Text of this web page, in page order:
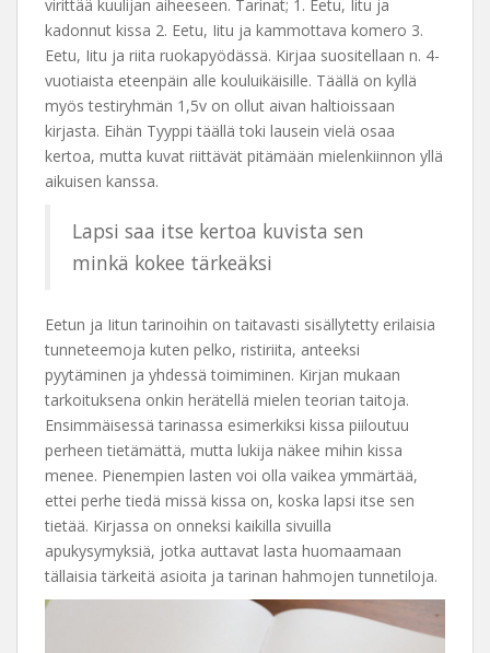
virittää kuulijan aiheeseen. Tarinat; 1. Eetu, Iitu ja
kadonnut kissa 2. Eetu, Iitu ja kammottava komero 3.
Eetu, Iitu ja riita ruokapyödässä. Kirjaa suositellaan n. 4-
vuotiaista eteenpäin alle kouluikäisille. Täällä on kyllä
myös testiryhmän 1,5v on ollut aivan haltioissaan
kirjasta. Eihän Tyyppi täällä toki lausein vielä osaa
kertoa, mutta kuvat riittävät pitämään mielenkiinnon yllä
aikuisen kanssa.
Lapsi saa itse kertoa kuvista sen
minkä kokee tärkeäksi
Eetun ja Iitun tarinoihin on taitavasti sisällytetty erilaisia
tunneteemoja kuten pelko, ristiriita, anteeksi
pyytäminen ja yhdessä toimiminen. Kirjan mukaan
tarkoituksena onkin herätellä mielen teorian taitoja.
Ensimmäisessä tarinassa esimerkiksi kissa piiloutuu
perheen tietämättä, mutta lukija näkee mihin kissa
menee. Pienempien lasten voi olla vaikea ymmärtää,
ettei perhe tiedä missä kissa on, koska lapsi itse sen
tietää. Kirjassa on onneksi kaikilla sivuilla
apukysymyksiä, jotka auttavat lasta huomaamaan
tällaisia tärkeitä asioita ja tarinan hahmojen tunnetiloja.